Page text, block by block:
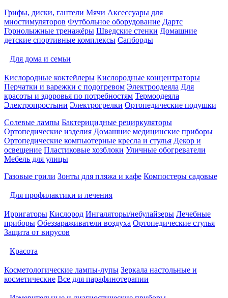
Грифы, диски, гантели Мячи Аксессуары для
миостимуляторов Футбольное оборудование Дартс
Горнолыжные тренажёры Шведские стенки Домашние
детские спортивные комплексы Сапборды
Для дома и семьи
Кислородные коктейлеры Кислородные концентраторы
Перчатки и варежки с подогревом Электроодеяла Для
красоты и здоровья по потребностям Термоодеяла
Электропростыни Электрогрелки Ортопедические подушки
Солевые лампы Бактерицидные рециркуляторы
Ортопедические изделия Домашние медицинские приборы
Ортопедические компьютерные кресла и стулья Декор и
освещение Пластиковые хозблоки Уличные обогреватели
Мебель для улицы
Газовые грили Зонты для пляжа и кафе Компостеры садовые
Для профилактики и лечения
Ирригаторы Кислород Ингаляторы/небулайзеры Лечебные
приборы Обеззараживатели воздуха Ортопедические стулья
Защита от вирусов
Красота
Косметологические лампы-лупы Зеркала настольные и
косметические Все для парафинотерапии